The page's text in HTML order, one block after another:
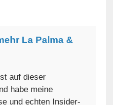
La Palma &
auf dieser
habe meine
und echten Insider-